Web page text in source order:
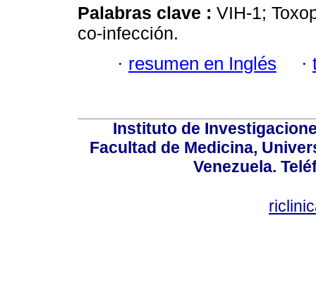
Palabras clave : VIH-1;
co-infección.
· resumen en Inglés ·
Instituto de
Facultad de Medicina,
Venezuela.